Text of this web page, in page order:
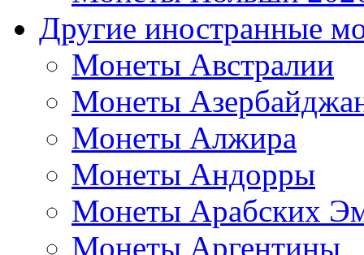
Другие иностранные
Монеты Австралии
Монеты
Монеты Алжира
Монеты Андорры
Монеты Арабских
Монеты Аргентины